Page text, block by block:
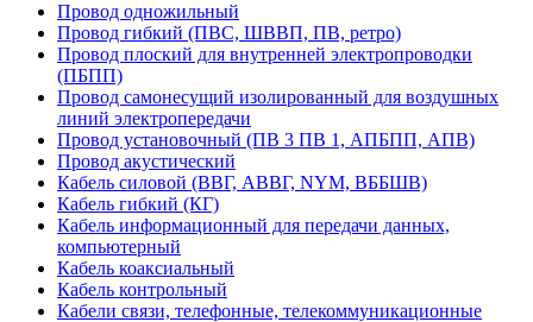
Провод одножильный
Провод гибкий (ПВС, ШВВП, ПВ, ретро)
Провод плоский для внутренней электропроводки
(ПБПП)
Провод самонесущий изолированный для воздушных
линий электропередачи
Провод установочный (ПВ 3 ПВ 1, АПБПП, АПВ)
Провод акустический
Кабель силовой (ВВГ, АВВГ, NYM, ВББШВ)
Кабель гибкий (КГ)
Кабель информационный для передачи данных,
компьютерный
Кабель коаксиальный
Кабель контрольный
Кабели связи, телефонные, телекоммуникационные